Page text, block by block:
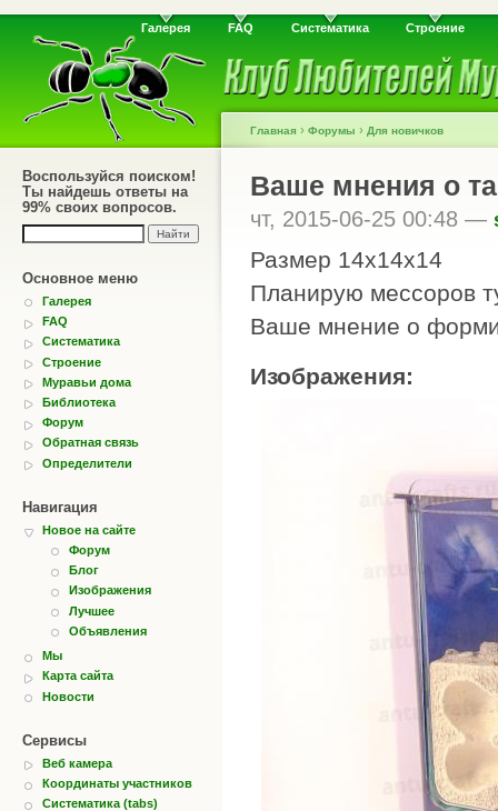
Галерея FAQ Систематика Строение
Воспользуйся поиском!
Ты найдешь ответы на
99% своих вопросов.
Основное меню
Галерея
FAQ
Систематика
Строение
Муравьи дома
Библиотека
Форум
Обратная связь
Определители
Навигация
Новое на сайте
Форум
Блог
Изображения
Лучшее
Объявления
Мы
Карта сайта
Новости
Сервисы
Веб камера
Координаты участников
Систематика (tabs)
Главная › Форумы › Для новичков
Ваше мнения о
чт, 2015-06-25 00:48 —
Размер 14х14х14
Планирую мессоров
Ваше мнение о
Изображения: